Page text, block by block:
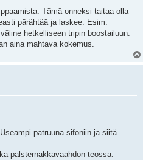
Tämä onneksi taitaa olla
pärähtää ja laskee. Esim.
hetkelliseen tripin boostailuun.
aina mahtava kokemus.
patruuna sifoniin ja siitä
palsternakkavaahdon teossa.